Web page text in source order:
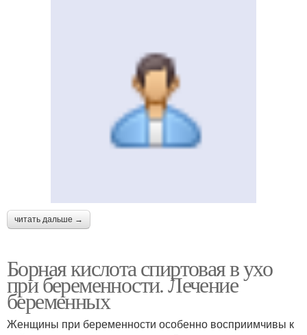
читать дальше →
Борная кислота спиртовая в ухо
при беременности. Лечение
беременных
Женщины при беременности особенно восприимчивы к